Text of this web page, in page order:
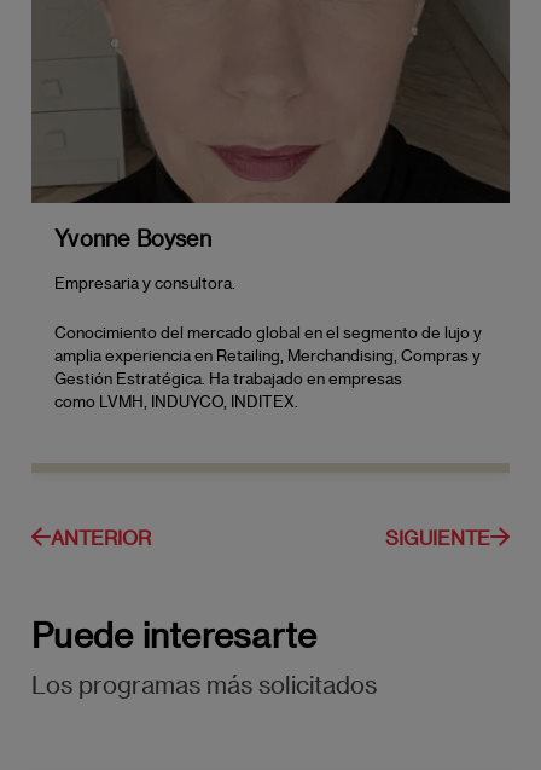
Yvonne Boysen
Empresaria y consultora.
Conocimiento del mercado global en el segmento de lujo y
amplia experiencia en Retailing, Merchandising, Compras y
Gestión Estratégica. Ha trabajado en empresas
como LVMH, INDUYCO, INDITEX.
ANTERIOR SIGUIENTE
Puede interesarte
Los programas más solicitados